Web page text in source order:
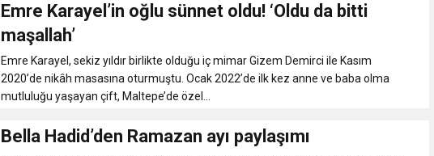
Emre Karayel’in oğlu sünnet oldu! ‘Oldu da bitti
maşallah’
Emre Karayel, sekiz yıldır birlikte olduğu iç mimar Gizem Demirci ile Kasım
2020’de nikâh masasına oturmuştu. Ocak 2022’de ilk kez anne ve baba olma
mutluluğu yaşayan çift, Maltepe’de özel...
Bella Hadid’den Ramazan ayı paylaşımı